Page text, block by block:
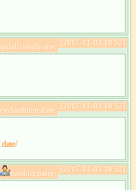
[2017-11-03 18:52]
[2017-11-03 18:52]
[2017-11-03 18:52]
foodoct.party: